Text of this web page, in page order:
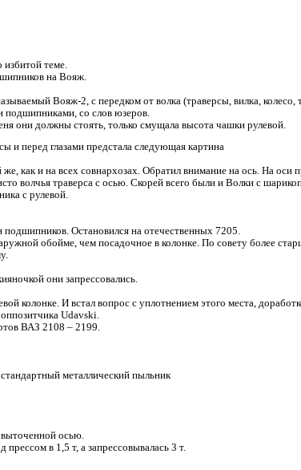
теме.
на Вояж.
Вояж-2, с передком от волка (траверсы, вилка, колесо,
подшипниками, со слов юзеров.
они должны стоять, только смущала высота чашки рулевой.
и перед глазами предстала следующая картина
как и на всех совнархозах. Обратил внимание на ось. На оси
волчья траверса с осью. Скорей всего были и Волки с
с рулевой.
подшипников. Остановился на отечественных 7205.
обойме, чем посадочное в колонке. По совету более
они запрессовались.
колонке. И встал вопрос с уплотнением этого места,
Udavski.
ВАЗ 2108 – 2199.
металлический пыльник
осью.
прессом в 1,5 т, а запрессовывалась 3 т.